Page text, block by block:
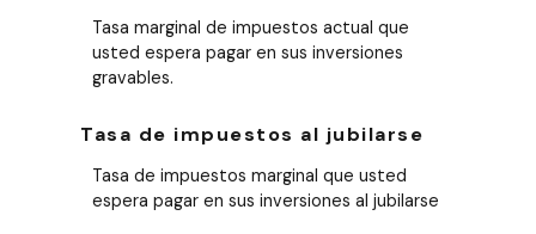
Tasa marginal de impuestos actual que
usted espera pagar en sus inversiones
gravables.
Tasa de impuestos al jubilarse
Tasa de impuestos marginal que usted
espera pagar en sus inversiones al jubilarse